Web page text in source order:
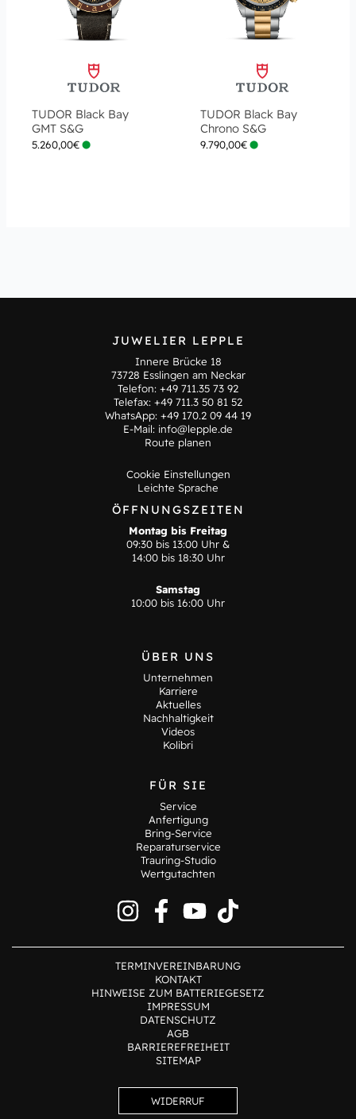
TUDOR Black Bay
GMT S&G
5.260,00€
TUDOR Black Bay
Chrono S&G
9.790,00€
JUWELIER LEPPLE
Innere Brücke 18
73728 Esslingen am Neckar
Telefon: +49 711.35 73 92
Telefax: +49 711.3 50 81 52
WhatsApp: +49 170.2 09 44 19
E-Mail: info@lepple.de
Route planen
Cookie Einstellungen
Leichte Sprache
ÖFFNUNGSZEITEN
Montag bis Freitag
09:30 bis 13:00 Uhr &
14:00 bis 18:30 Uhr
Samstag
10:00 bis 16:00 Uhr
ÜBER UNS
Unternehmen
Karriere
Aktuelles
Nachhaltigkeit
Videos
Kolibri
FÜR SIE
Service
Anfertigung
Bring-Service
Reparaturservice
Trauring-Studio
Wertgutachten
TERMINVEREINBARUNG
KONTAKT
HINWEISE ZUM BATTERIEGESETZ
IMPRESSUM
DATENSCHUTZ
AGB
BARRIEREFREIHEIT
SITEMAP
WIDERRUF